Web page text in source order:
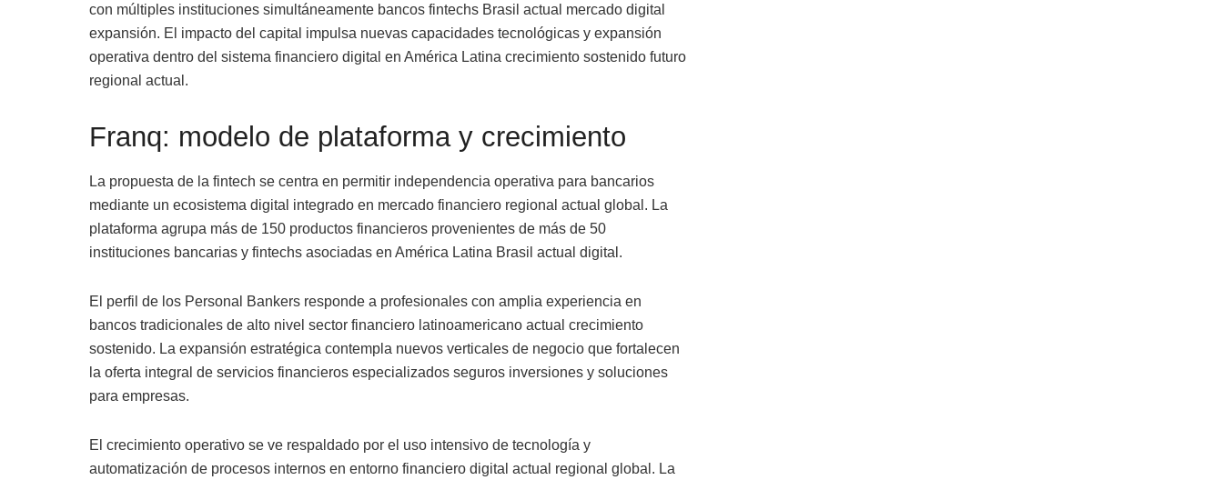
con múltiples instituciones simultáneamente bancos fintechs Brasil actual mercado digital
expansión. El impacto del capital impulsa nuevas capacidades tecnológicas y expansión
operativa dentro del sistema financiero digital en América Latina crecimiento sostenido futuro
regional actual.
Franq: modelo de plataforma y crecimiento
La propuesta de la fintech se centra en permitir independencia operativa para bancarios
mediante un ecosistema digital integrado en mercado financiero regional actual global. La
plataforma agrupa más de 150 productos financieros provenientes de más de 50
instituciones bancarias y fintechs asociadas en América Latina Brasil actual digital.
El perfil de los Personal Bankers responde a profesionales con amplia experiencia en
bancos tradicionales de alto nivel sector financiero latinoamericano actual crecimiento
sostenido. La expansión estratégica contempla nuevos verticales de negocio que fortalecen
la oferta integral de servicios financieros especializados seguros inversiones y soluciones
para empresas.
El crecimiento operativo se ve respaldado por el uso intensivo de tecnología y
automatización de procesos internos en entorno financiero digital actual regional global. La